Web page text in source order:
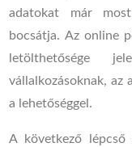
adatokat már
bocsátja. Az online
letölthetősége
vállalkozásoknak, az
a lehetőséggel.
A következő lépcső